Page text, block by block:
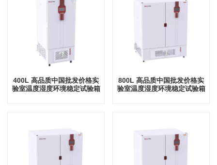
400L 高品质中国批发价格实
验室温度湿度环境稳定试验箱
800L 高品质中国批发价格实
验室温度湿度环境稳定试验箱